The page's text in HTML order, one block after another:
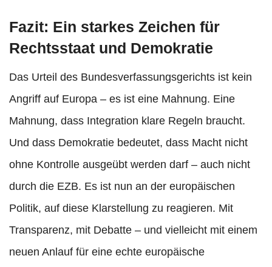
Fazit: Ein starkes Zeichen für
Rechtsstaat und Demokratie
Das Urteil des Bundesverfassungsgerichts ist kein
Angriff auf Europa – es ist eine Mahnung. Eine
Mahnung, dass Integration klare Regeln braucht.
Und dass Demokratie bedeutet, dass Macht nicht
ohne Kontrolle ausgeübt werden darf – auch nicht
durch die EZB. Es ist nun an der europäischen
Politik, auf diese Klarstellung zu reagieren. Mit
Transparenz, mit Debatte – und vielleicht mit einem
neuen Anlauf für eine echte europäische